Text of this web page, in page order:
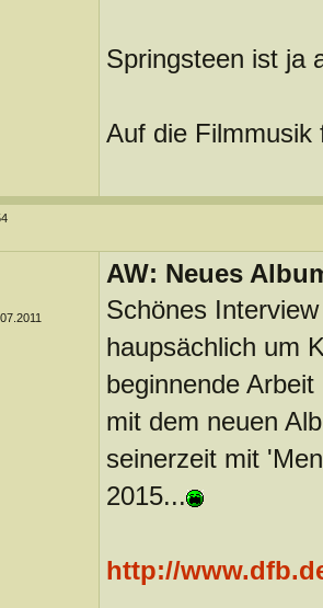
Springsteen ist ja
Auf die Filmmusik
AW: Neues
Schönes
haupsächlich um
beginnende
mit dem neuen
seinerzeit mit
2015...
http://